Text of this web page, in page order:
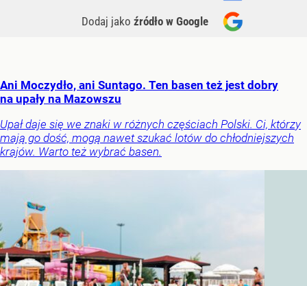
Dodaj jako źródło w Google
Ani Moczydło, ani Suntago. Ten basen też jest dobry
na upały na Mazowszu
Upał daje się we znaki w różnych częściach Polski. Ci, którzy
mają go dość, mogą nawet szukać lotów do chłodniejszych
krajów. Warto też wybrać basen.